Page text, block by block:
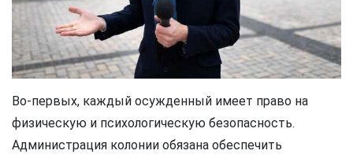
Во-первых, каждый осужденный имеет право на
физическую и психологическую безопасность.
Администрация колонии обязана обеспечить